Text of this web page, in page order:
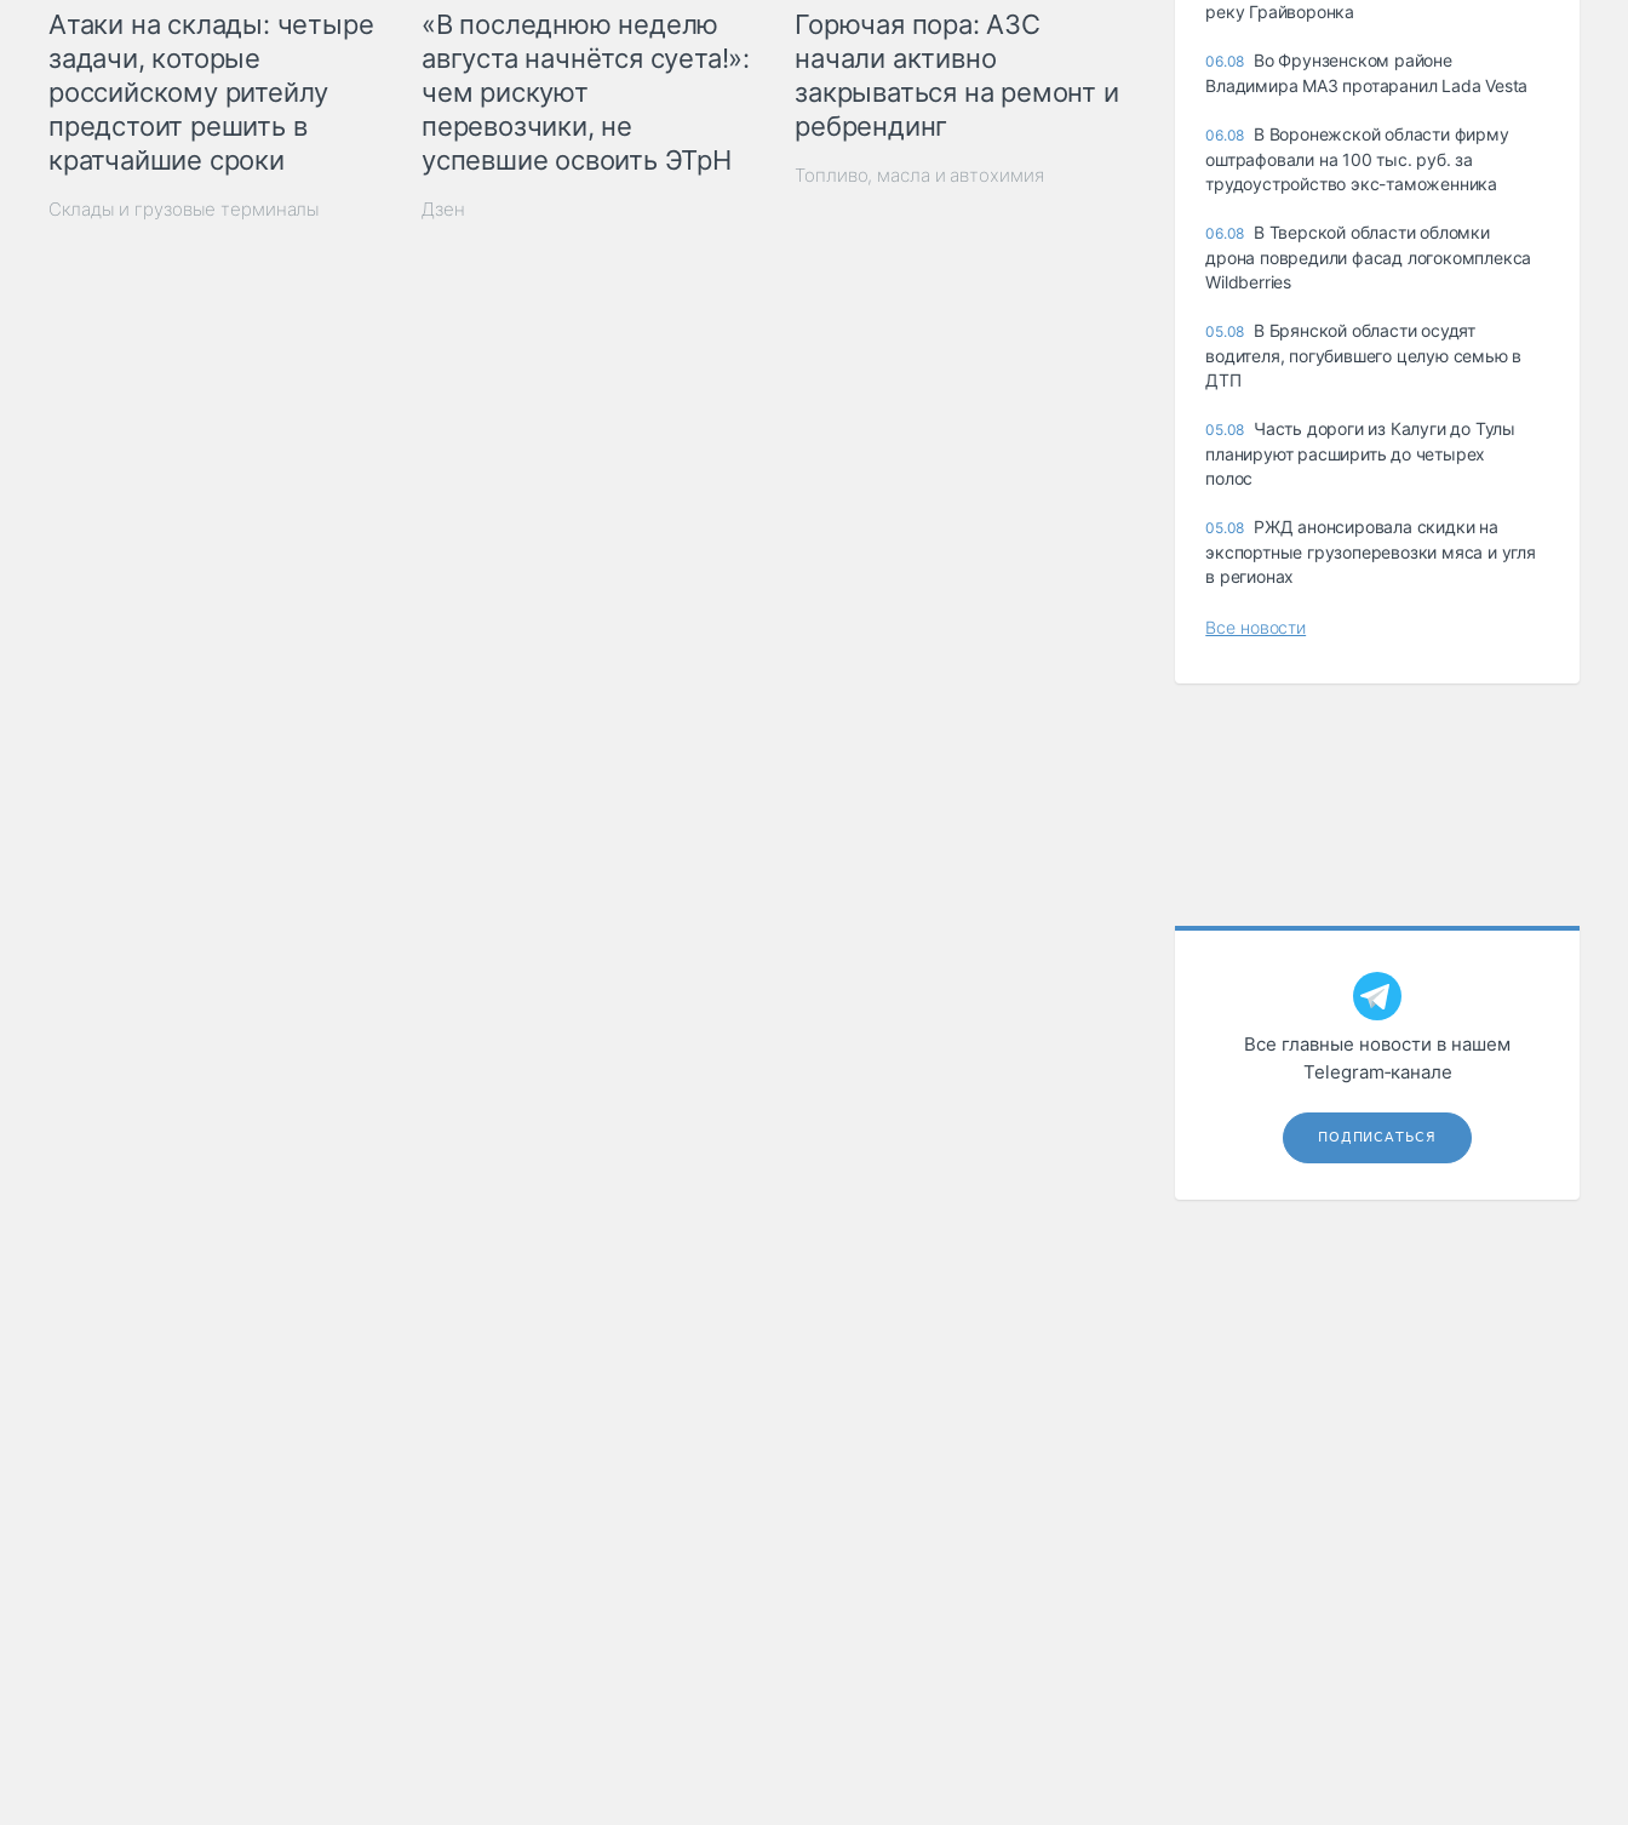
Атаки на склады: четыре
задачи, которые
российскому ритейлу
предстоит решить в
кратчайшие сроки
Склады и грузовые терминалы
«В последнюю неделю
августа начнётся суета!»:
чем рискуют
перевозчики, не
успевшие освоить ЭТрН
Дзен
Горючая пора: АЗС
начали активно
закрываться на ремонт и
ребрендинг
Топливо, масла и автохимия
реку Грайворонка
06.08 Во Фрунзенском районе
Владимира МАЗ протаранил Lada Vesta
06.08 В Воронежской области фирму
оштрафовали на 100 тыс. руб. за
трудоустройство экс-таможенника
06.08 В Тверской области обломки
дрона повредили фасад логокомплекса
Wildberries
05.08 В Брянской области осудят
водителя, погубившего целую семью в
ДТП
05.08 Часть дороги из Калуги до Тулы
планируют расширить до четырех
полос
05.08 РЖД анонсировала скидки на
экспортные грузоперевозки мяса и угля
в регионах
Все новости
Все главные новости в нашем
Telegram‑канале
ПОДПИСАТЬСЯ